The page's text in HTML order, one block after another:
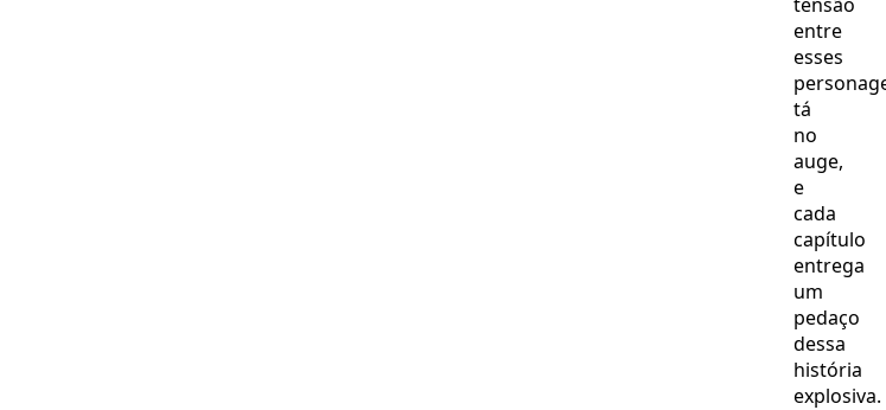
entre
esses
tá
no
auge,
e
cada
capítulo
entrega
um
pedaço
dessa
história
explosiva.